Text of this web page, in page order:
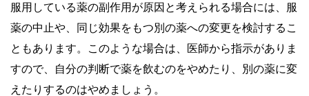
服用している薬の副作用が原因と考えられる場合には、服
薬の中止や、同じ効果をもつ別の薬への変更を検討するこ
ともあります。このような場合は、医師から指示がありま
すので、自分の判断で薬を飲むのをやめたり、別の薬に変
えたりするのはやめましょう。